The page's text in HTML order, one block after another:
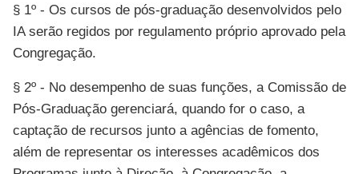
§ 1º - Os cursos de pós-graduação desenvolvidos pelo
IA serão regidos por regulamento próprio aprovado pela
Congregação.
§ 2º - No desempenho de suas funções, a Comissão de
Pós-Graduação gerenciará, quando for o caso, a
captação de recursos junto a agências de fomento,
além de representar os interesses acadêmicos dos